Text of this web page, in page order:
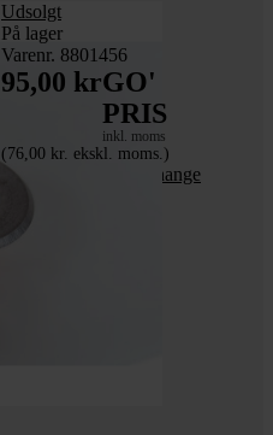
Udsolgt
På lager
Varenr. 8801456
95,00 krGO'
PRIS
inkl. moms
(76,00 kr. ekskl. moms.)
Einhell lader til X-Change